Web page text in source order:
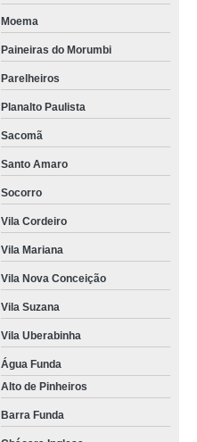
Moema
Paineiras do Morumbi
Parelheiros
Planalto Paulista
Sacomã
Santo Amaro
Socorro
Vila Cordeiro
Vila Mariana
Vila Nova Conceição
Vila Suzana
Vila Uberabinha
Água Funda
Alto de Pinheiros
Barra Funda